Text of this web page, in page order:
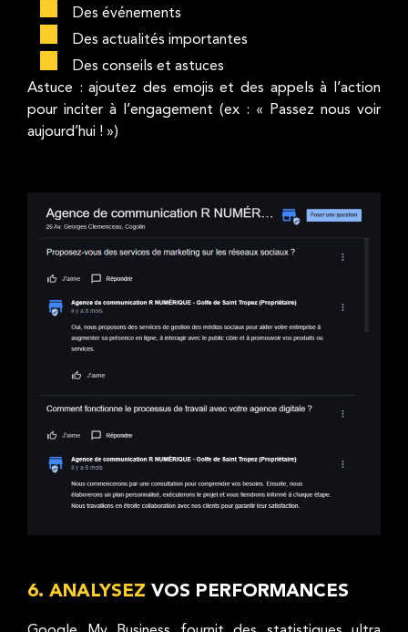
Des événements
Des actualités importantes
Des conseils et astuces
Astuce : ajoutez des emojis et des appels à l’action
pour inciter à l’engagement (ex : « Passez nous voir
aujourd’hui ! »)
6. ANALYSEZ VOS PERFORMANCES